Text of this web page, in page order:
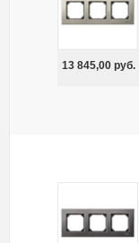
13 845,00руб.